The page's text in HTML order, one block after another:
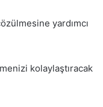
yardımcı
kolaylaştıracak